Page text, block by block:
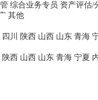
综合业务专员 资产评估/
其他
四川 陕西 山西 山东 青海
陕西 山西 山东 青海 宁夏